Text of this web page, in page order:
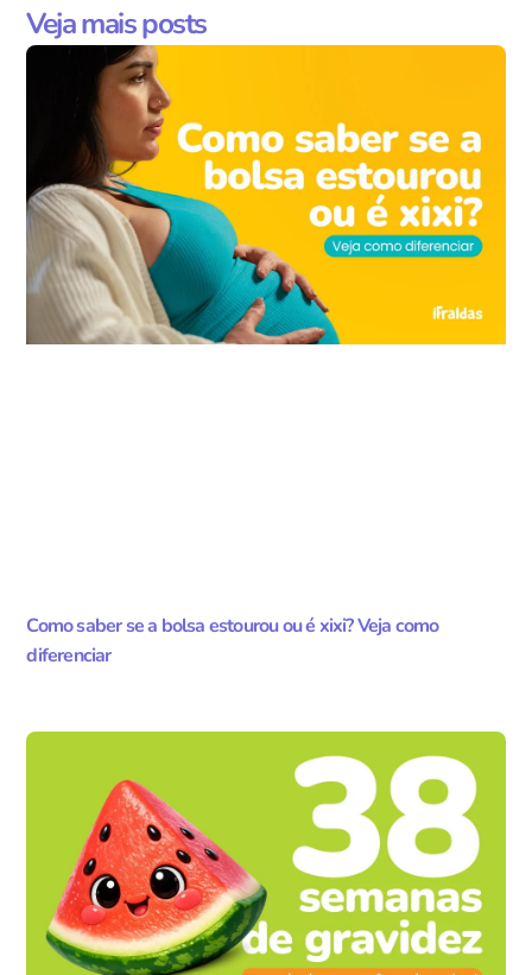
Veja mais posts
Como saber se a bolsa estourou ou é xixi? Veja como
diferenciar